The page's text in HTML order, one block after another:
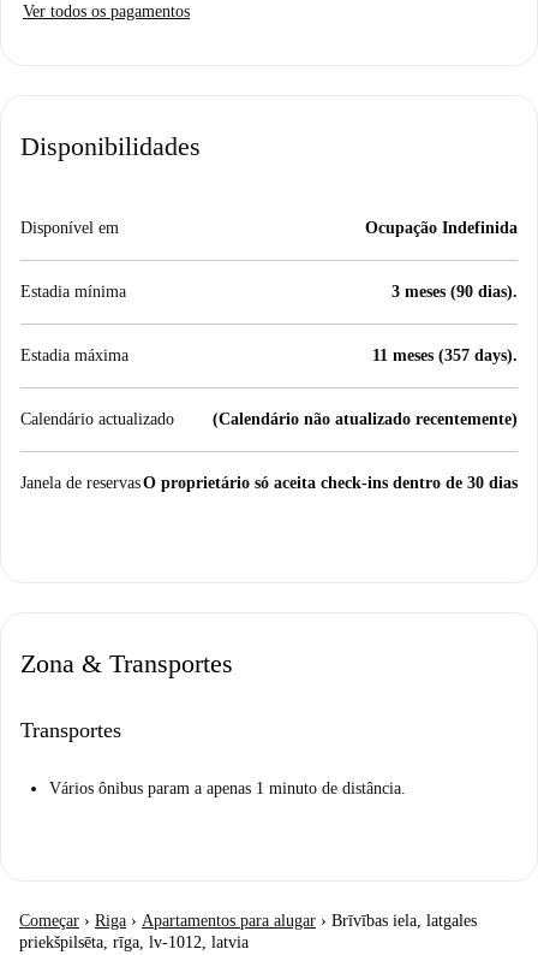
Ver todos os pagamentos
Disponibilidades
Disponível em Ocupação Indefinida
Estadia mínima 3 meses (90 dias).
Estadia máxima 11 meses (357 days).
Calendário actualizado (Calendário não atualizado recentemente)
Janela de reservasO proprietário só aceita check-ins dentro de 30 dias
Zona & Transportes
Transportes
Vários ônibus param a apenas 1 minuto de distância.
Começar › Riga › Apartamentos para alugar › Brīvības iela, latgales
priekšpilsēta, rīga, lv-1012, latvia